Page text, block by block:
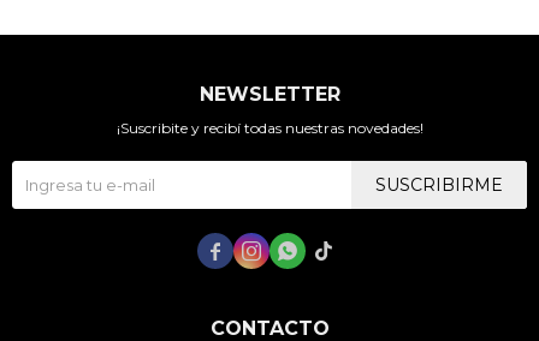
CONTACTO
NEWSLETTER
¡Suscribite y recibí todas nuestras novedades!
SUSCRIBIRME
   